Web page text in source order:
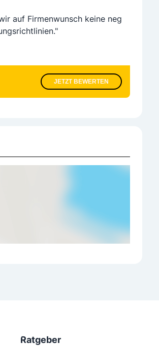
auf Firmenwunsch keine neg
JETZT BEWERTEN
Ratgeber